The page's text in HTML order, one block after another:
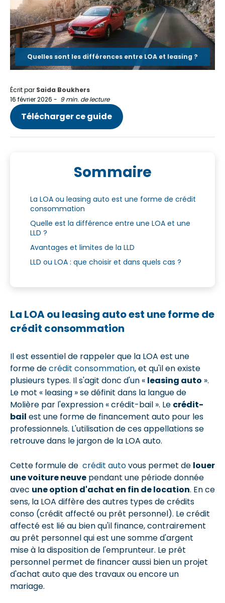
Quelles sont les différences entre LOA et leasing ?
Écrit par Saida Boukhers
16 février 2026 - 9 min. de lecture
Télécharger ce guide
Sommaire
La LOA ou leasing auto est une forme de crédit
consommation
Quelle est la différence entre une LOA et une
LLD ?
Avantages et limites de la LLD
LLD ou LOA : que choisir et dans quels cas ?
La LOA ou leasing auto est une forme de
crédit consommation
Il est essentiel de rappeler que la LOA est une
forme decrédit consommation, et qu'il en existe
plusieurs types. Il s'agit donc d'un « leasing auto ».
Le mot « leasing » se définit dans la langue de
Molière par l'expression « crédit-bail ». Le crédit-
bail est une forme de financement auto pour les
professionnels. L'utilisation de ces appellations se
retrouve dans le jargon de la LOA auto.
Cette formule de crédit autovous permet de louer
une voiture neuve pendant une période donnée
avec une option d'achat en fin de location. En ce
sens, la LOA diffère des autres types de crédits
conso (crédit affecté ou prêt personnel). Le crédit
affecté est lié au bien qu'il finance, contrairement
au prêt personnel qui est une somme d'argent
mise à la disposition de l'emprunteur. Le prêt
personnel permet de financer aussi bien un projet
d'achat auto que des travaux ou encore un
mariage.